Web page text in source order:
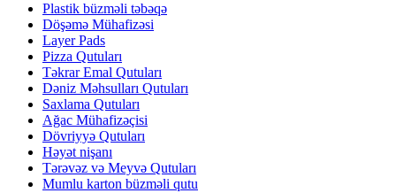
Plastik büzməli təbəqə
Döşəmə Mühafizəsi
Layer Pads
Pizza Qutuları
Təkrar Emal Qutuları
Dəniz Məhsulları Qutuları
Saxlama Qutuları
Ağac Mühafizəçisi
Dövriyyə Qutuları
Həyət nişanı
Tərəvəz və Meyvə Qutuları
Mumlu karton büzməli qutu